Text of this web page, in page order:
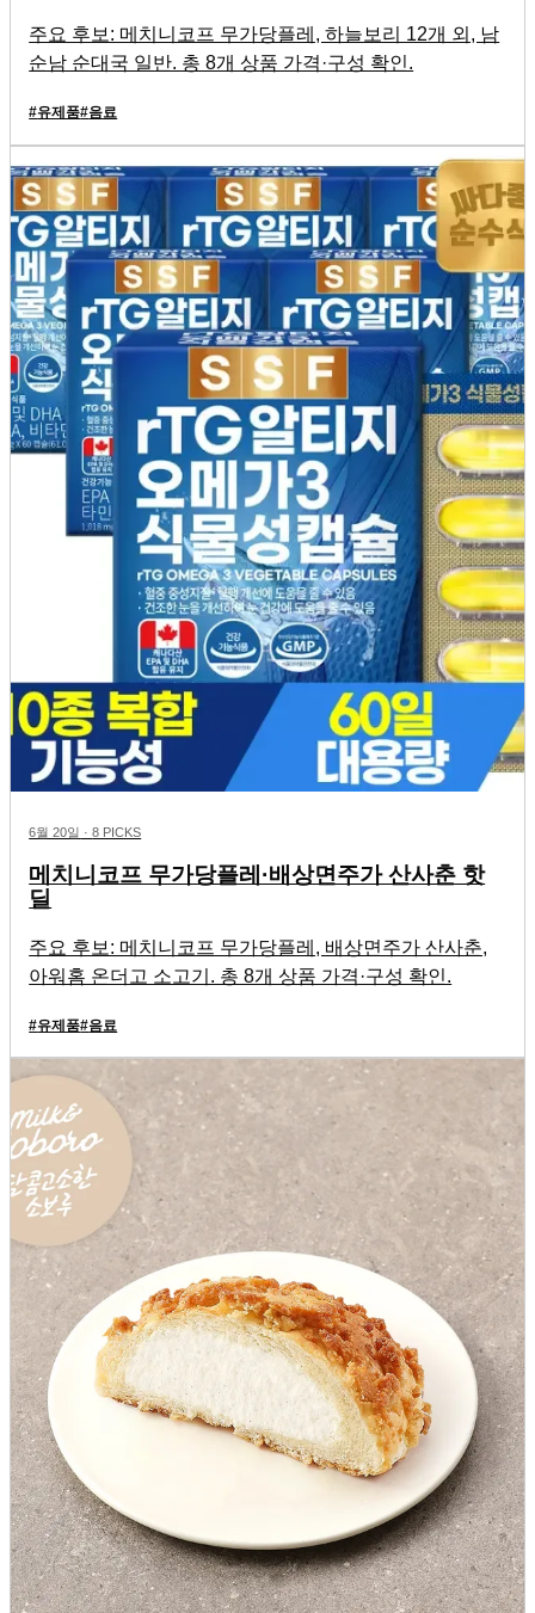
주요 후보: 메치니코프 무가당플레, 하늘보리 12개 외, 남
순남 순대국 일반. 총 8개 상품 가격·구성 확인.
#유제품#음료
6월 20일 ·8 PICKS
메치니코프 무가당플레·배상면주가 산사춘 핫
딜
주요 후보: 메치니코프 무가당플레, 배상면주가 산사춘,
아워홈 온더고 소고기. 총 8개 상품 가격·구성 확인.
#유제품#음료